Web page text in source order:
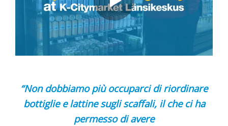
“Non dobbiamo più occuparci di riordinare
bottiglie e lattine sugli scaffali, il che ci ha
permesso di avere